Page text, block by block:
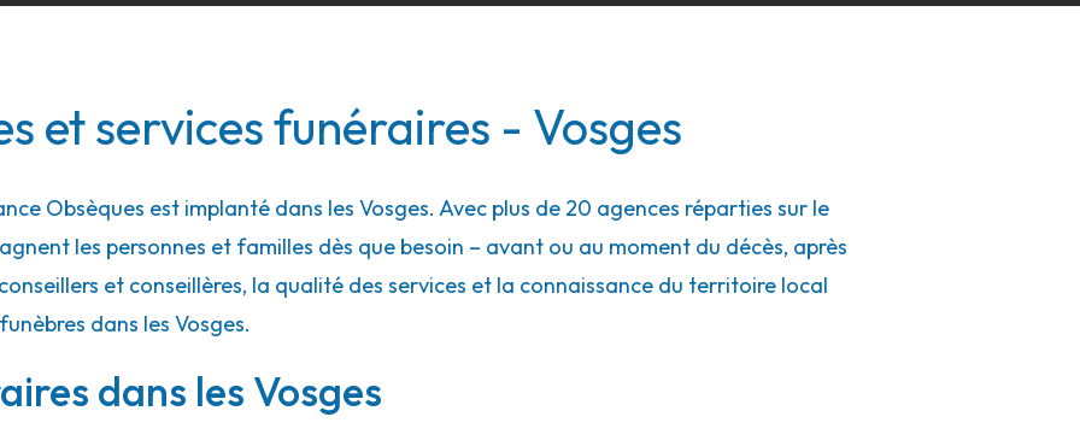
et services funéraires - Vosges
Obsèques est implanté dans les Vosges. Avec plus de 20 agences réparties sur le
les personnes et familles dès que besoin – avant ou au moment du décès, après
et conseillères, la qualité des services et la connaissance du territoire local
dans les Vosges.
dans les Vosges